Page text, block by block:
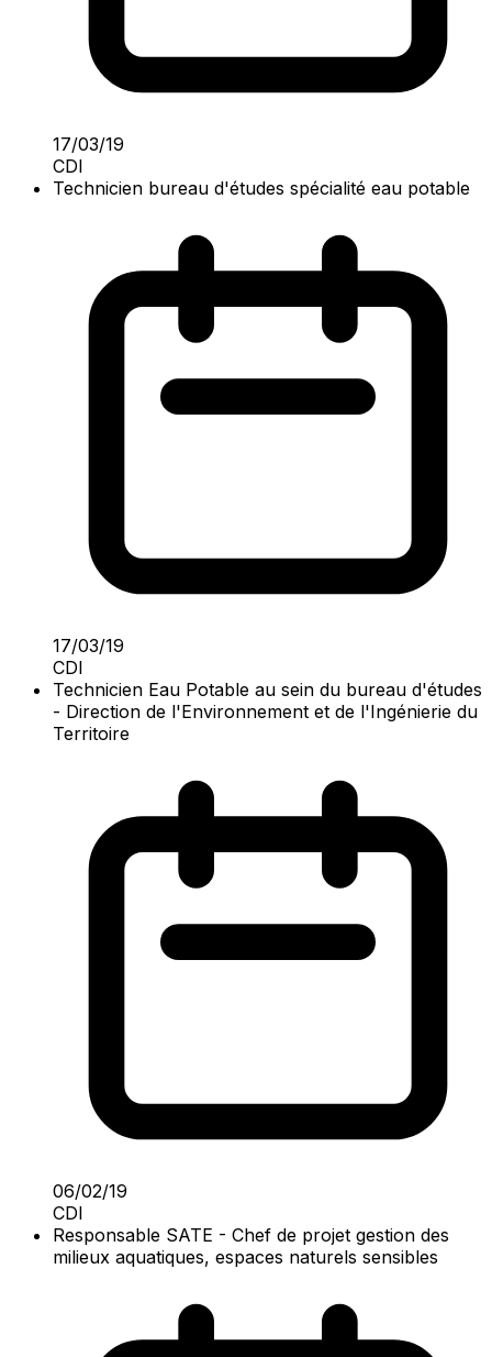
17/03/19
CDI
Technicien bureau d'études spécialité eau potable
17/03/19
CDI
Technicien Eau Potable au sein du bureau d'études
- Direction de l'Environnement et de l'Ingénierie du
Territoire
06/02/19
CDI
Responsable SATE - Chef de projet gestion des
milieux aquatiques, espaces naturels sensibles